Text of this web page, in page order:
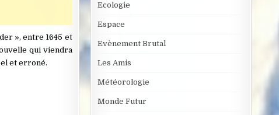
», entre 1645 et
qui viendra
et erroné.
Ecologie
Espace
Evènement Brutal
Les Amis
Météorologie
Monde Futur